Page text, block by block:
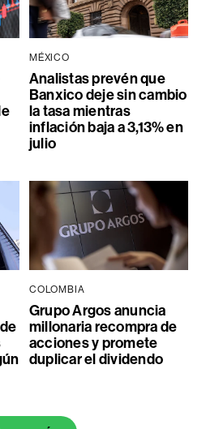
MÉXICO
Analistas prevén que
Banxico deje sin cambio
la tasa mientras
inflación baja a 3,13% en
julio
COLOMBIA
Grupo Argos anuncia
millonaria recompra de
acciones y promete
duplicar el dividendo